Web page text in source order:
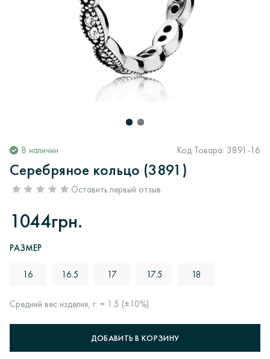
В наличии Код Товара: 3891-16
Серебряное кольцо (3891)
Оставить первый отзыв
1044грн.
РАЗМЕР
16 16.5 17 17.5 18
Средний вес изделия, г: ≈ 1.5 (±10%)
ДОБАВИТЬ В КОРЗИНУ